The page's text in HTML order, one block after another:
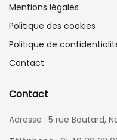
Mentions légales
Politique des cookies
Politique de
Contact
Contact
Adresse : 5 rue Boutard,